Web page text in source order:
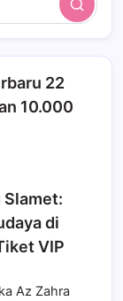
Search
22
10.000
Slamet:
di
VIP
Az Zahra